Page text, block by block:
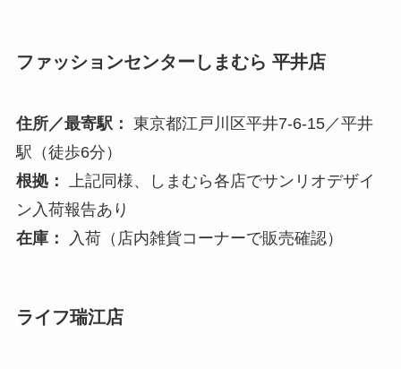
ファッションセンターしまむら 平井店
住所／最寄駅： 東京都江戸川区平井7-6-15／平井
駅（徒歩6分）
根拠： 上記同様、しまむら各店でサンリオデザイ
ン入荷報告あり
在庫：
入荷（店内雑貨コーナーで販売確認）
ライフ瑞江店